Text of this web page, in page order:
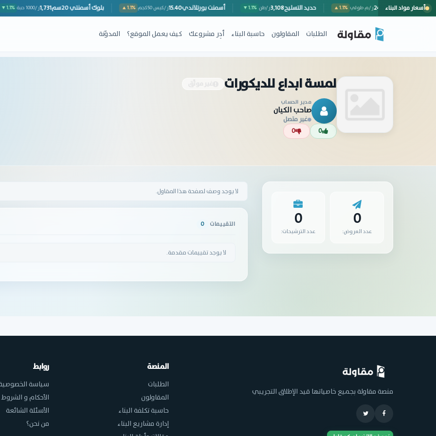
أسعار مواد البناء
سور خارجي (مع المصنعية)248ر/م طولي حديد التسليح3,108ر/طن أسمنت بورتلاندي15.40ر/كيس 50كجم بلوك أسمنتي 20سم 1,731ر/1000 حبة
الطلبات المقاولون حاسبة البناء أدِر مشروعك كيف يعمل الموقع؟ المدوّنة
لمسة ابداع للديكورات
مدير الحساب
صاحب الكيان
غير متصل
0
0
0
عدد العروض:
0
عدد الترشيحات:
لا يوجد وصف لصفحة هذا المقاول.
التقييمات 0
لا يوجد تقييمات مقدمة.
منصة مقاولة بجميع خاصياتها قيد الإطلاق التجريبي
المنصة
الطلبات
المقاولون
حاسبة تكلفة البناء
إدارة مشاريع البناء
روابط
سياسة
الأحكام و الشروط
الأسئلة الشائعة
من نحن؟